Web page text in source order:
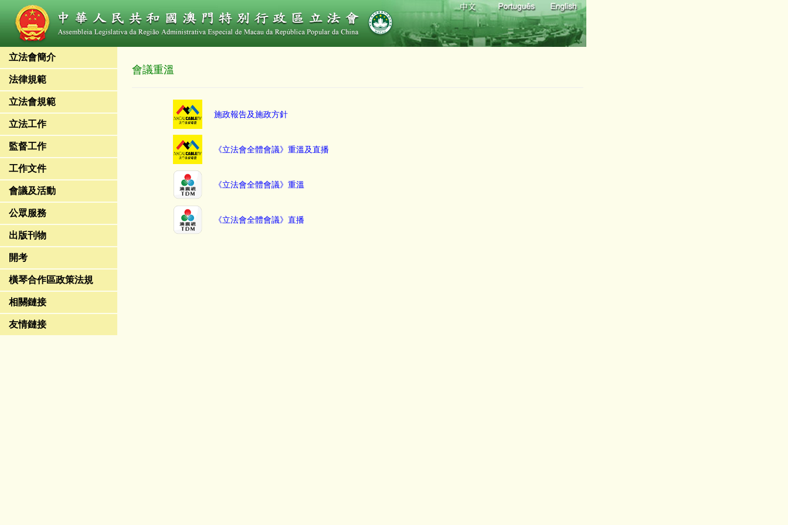
立法會簡介
法律規範
立法會規範
立法工作
監督工作
工作文件
會議及活動
公眾服務
出版刊物
開考
橫琴合作區政策法規
相關鏈接
友情鏈接
會議重溫
施政報告及施政方針
《立法會全體會議》重溫及直播
《立法會全體會議》重溫
《立法會全體會議》直播